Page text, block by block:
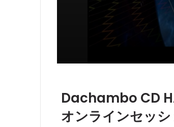
Dachambo CD
オンラインセッ